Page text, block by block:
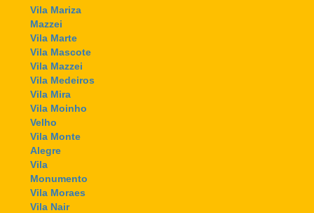
Vila Mariza
Mazzei
Vila Marte
Vila Mascote
Vila Mazzei
Vila Medeiros
Vila Mira
Vila Moinho
Velho
Vila Monte
Alegre
Vila
Monumento
Vila Moraes
Vila Nair